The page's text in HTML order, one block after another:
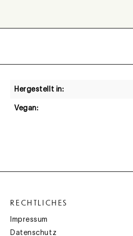
Hergestellt in:
Vegan:
RECHTLICHES
Impressum
Datenschutz